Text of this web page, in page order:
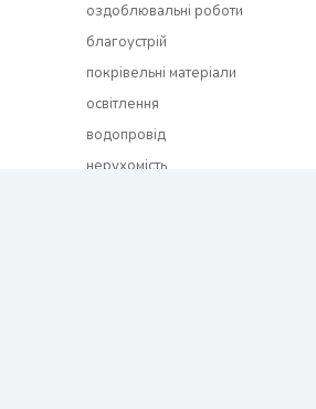
оздоблювальні роботи
благоустрій
покрівельні матеріали
освітлення
водопровід
нерухомість